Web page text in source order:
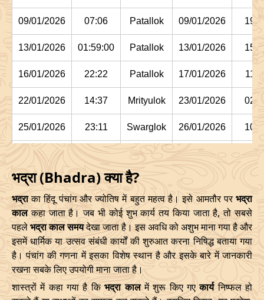
09/01/2026 07:06 Patallok 09/01/2026
13/01/2026 01:59:00 Patallok 13/01/2026
16/01/2026 22:22 Patallok 17/01/2026
22/01/2026 14:37 Mrityulok 23/01/2026
25/01/2026 23:11 Swarglok 26/01/2026
29/01/2026 03:15:00 Swarglok 29/01/2026
February, 2026
Start
Bhadra
Name
End
Date Time Date
01/02/2026 05:42 Mrityulok 01/02/2026
04/02/2026 12:24 Mrityulok 05/02/2026
भद्रा (Bhadra) क्या है?
भद्राका हिंदू पंचांग और ज्योतिष में बहुत महत्व है। इसे आमतौर परभद्रा
कालकहा जाता है। जब भी कोई शुभ कार्य तय किया जाता है, तो सबसे
पहलेभद्रा काल समयदेखा जाता है। इस अवधि को अशुभ माना गया है और
इसमें धार्मिक या उत्सव संबंधी कार्यों की शुरुआत करना निषिद्ध बताया गया
है। पंचांग की गणना में इसका विशेष स्थान है और इसके बारे में जानकारी
रखना सबके लिए उपयोगी माना जाता है।
शास्त्रों में कहा गया है किभद्रा कालमें शुरू किए गएकार्यनिष्फल हो